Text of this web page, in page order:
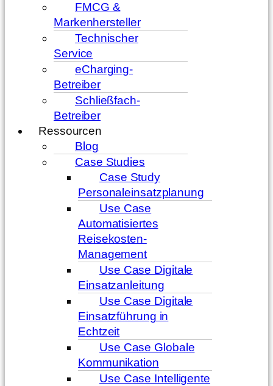
FMCG &
Markenhersteller
Technischer
Service
eCharging-
Betreiber
Schließfach-
Betreiber
Ressourcen
Blog
Case Studies
Case Study
Personaleinsatzplanung
Use Case
Automatisiertes
Reisekosten-
Management
Use Case Digitale
Einsatzanleitung
Use Case Digitale
Einsatzführung in
Echtzeit
Use Case Globale
Kommunikation
Use Case Intelligente